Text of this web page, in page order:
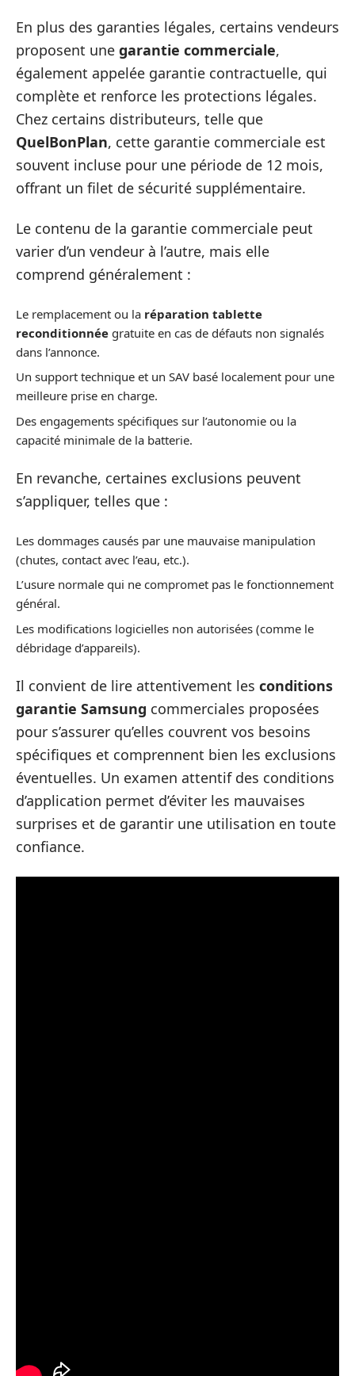
En plus des garanties légales, certains vendeurs
proposent une garantie commerciale,
également appelée garantie contractuelle, qui
complète et renforce les protections légales.
Chez certains distributeurs, telle que
QuelBonPlan, cette garantie commerciale est
souvent incluse pour une période de 12 mois,
offrant un filet de sécurité supplémentaire.
Le contenu de la garantie commerciale peut
varier d’un vendeur à l’autre, mais elle
comprend généralement :
Le remplacement ou la réparation tablette
reconditionnée gratuite en cas de défauts non signalés
dans l’annonce.
Un support technique et un SAV basé localement pour une
meilleure prise en charge.
Des engagements spécifiques sur l’autonomie ou la
capacité minimale de la batterie.
En revanche, certaines exclusions peuvent
s’appliquer, telles que :
Les dommages causés par une mauvaise manipulation
(chutes, contact avec l’eau, etc.).
L’usure normale qui ne compromet pas le fonctionnement
général.
Les modifications logicielles non autorisées (comme le
débridage d’appareils).
Il convient de lire attentivement les conditions
garantie Samsung commerciales proposées
pour s’assurer qu’elles couvrent vos besoins
spécifiques et comprennent bien les exclusions
éventuelles. Un examen attentif des conditions
d’application permet d’éviter les mauvaises
surprises et de garantir une utilisation en toute
confiance.